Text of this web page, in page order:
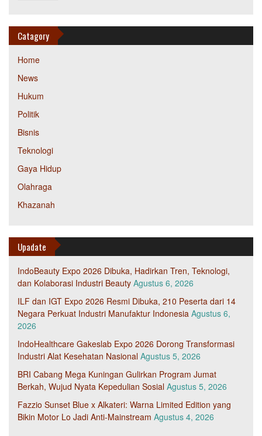
Catagory
Home
News
Hukum
Politik
Bisnis
Teknologi
Gaya Hidup
Olahraga
Khazanah
Upadate
IndoBeauty Expo 2026 Dibuka, Hadirkan Tren, Teknologi,
dan Kolaborasi Industri Beauty Agustus 6, 2026
ILF dan IGT Expo 2026 Resmi Dibuka, 210 Peserta dari 14
Negara Perkuat Industri Manufaktur Indonesia Agustus 6,
2026
IndoHealthcare Gakeslab Expo 2026 Dorong Transformasi
Industri Alat Kesehatan Nasional Agustus 5, 2026
BRI Cabang Mega Kuningan Gulirkan Program Jumat
Berkah, Wujud Nyata Kepedulian Sosial Agustus 5, 2026
Fazzio Sunset Blue x Alkateri: Warna Limited Edition yang
Bikin Motor Lo Jadi Anti-Mainstream Agustus 4, 2026